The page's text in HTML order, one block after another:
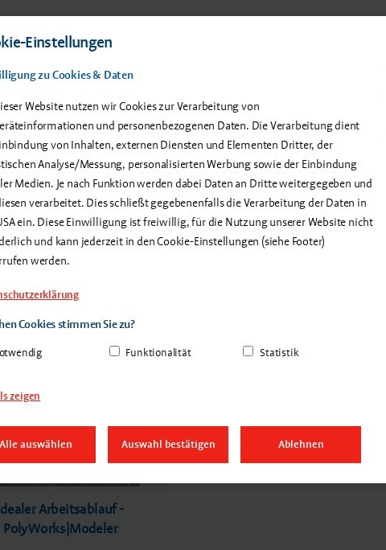
Service & Support
Technische Anforderungen What's New?
Arbeitsablauf -
PolyWorks|Modeler
Einstellungen
zu Cookies & Daten
Website nutzen wir Cookies zur Verarbeitung von
und personenbezogenen Daten. Die Verarbeitung dient
von Inhalten, externen Diensten und Elementen Dritter, der
Analyse/Messung, personalisierten Werbung sowie der Einbindung
Medien. Je nach Funktion werden dabei Daten an Dritte weitergegeben und
verarbeitet. Dies schließt gegebenenfalls die Verarbeitung der Daten in
ein. Diese Einwilligung ist freiwillig, für die Nutzung unserer Website nicht
und kann jederzeit in den Cookie-Einstellungen (siehe Footer)
werden.
Cookies stimmen Sie zu?
Funktionalität Statistik
zeigen
Alle auswählen Auswahl bestätigen Ablehnen